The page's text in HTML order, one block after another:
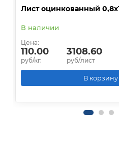
Лист оцинкованный
В наличии
Цена:
110.00
руб/кг.
3108.60
руб/лист
В корзину